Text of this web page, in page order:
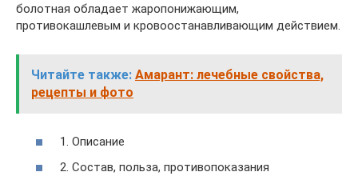
болотная обладает жаропонижающим,
противокашлевым и кровоостанавливающим действием.
Читайте также: Амарант: лечебные свойства,
рецепты и фото
1. Описание
2. Состав, польза, противопоказания